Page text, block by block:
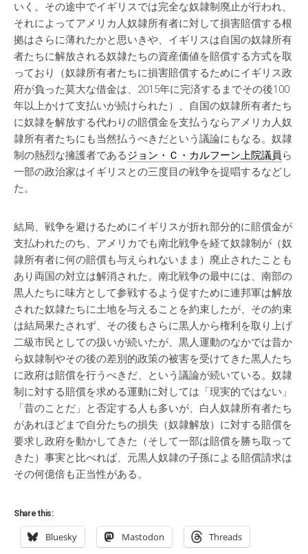
いく。その途中でイギリスでは完全な奴隷制廃止が行われ、
それによってアメリカ人奴隷所有者に対して損害賠償する根
拠はさらに薄れたかと思いきや、イギリスは自国の奴隷所有
者たちに解放される奴隷たちの資産価値を賠償する方式を取
っており（奴隷所有者たちに損害賠償するためにイギリス政
府が負った莫大な借金は、2015年に完済するまでその後100
年以上かけて支払いが続けられた）、自国の奴隷所有者たち
に奴隷を解放する代わりの賠償金を支払うならアメリカ人奴
隷所有者たちにも当然払うべきだという議論にもなる。奴隷
制の熱烈な擁護者であるジョン・Ｃ・カルフーン上院議員 ら
一部の政治家はイギリスとの三度目の戦争を提唱するなどし
た。
結局、戦争を避けるためにイギリスが折れ部分的に賠償金が
支払われたのち、アメリカでも南北戦争を経て奴隷制が（奴
隷所有者に何の賠償も与えられないまま）廃止されたことも
あり両国の対立は解消された。南北戦争の最中には、南部の
黒人たちに味方として参戦するよう促すために連邦軍は解放
された奴隷たちに土地を与えることを約束したが、その約束
は結局果たされず、その後もさらに黒人から権利を取り上げ
二級市民としての扱いが続いたが、黒人運動のなかでは昔か
ら奴隷制やその後の差別的政策の被害を受けてきた黒人たち
に政府は賠償を行うべきだ、という議論が続いている。奴隷
制に対する賠償を求める運動に対しては「現実的ではない」
「昔のことだ」と否定する人も多いが、白人奴隷所有者たち
があれほどまで自分たちの損失（奴隷解放）に対する賠償を
要求し政府を動かしてきた（そして一部は賠償を勝ち取って
きた）事実と比べれば、元黒人奴隷の子孫による賠償請求は
その何億倍も正当性がある。
Share this:
Bluesky Mastodon Threads